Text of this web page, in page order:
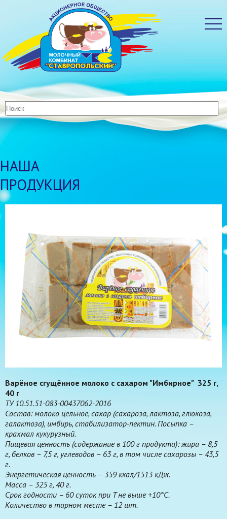
НАША
ПРОДУКЦИЯ
Варёное сгущённое молоко с сахаром "Имбирное" 325 г,
40 г
ТУ 10.51.51-083-00437062-2016
Состав: молоко цельное, сахар (сахароза, лактоза, глюкоза,
галактоза), имбирь, стабилизатор-пектин. Посыпка –
крахмал кукурузный.
Пищевая ценность (содержание в 100 г продукта): жира – 8,5
г, белков – 7,5 г, углеводов – 63 г, в том числе сахарозы – 43,5
г.
Энергетическая ценность – 359 ккал/1513 кДж.
Масса – 325 г, 40 г.
Срок годности – 60 суток при T не выше +10°С.
Количество в тарном месте – 12 шт.